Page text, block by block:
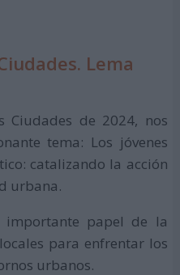
Lema
de 2024, nos
tema: Los jóvenes
catalizando la acción
urbana.
papel de la
para enfrentar los
urbanos.